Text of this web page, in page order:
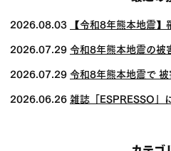
ジ
送
り
2026.08.03 【令和8年熊本地震
2026.07.29令和8年熊本地震の被
2026.07.29令和8年熊本地震で
2026.06.26雑誌「ESPRESSO」